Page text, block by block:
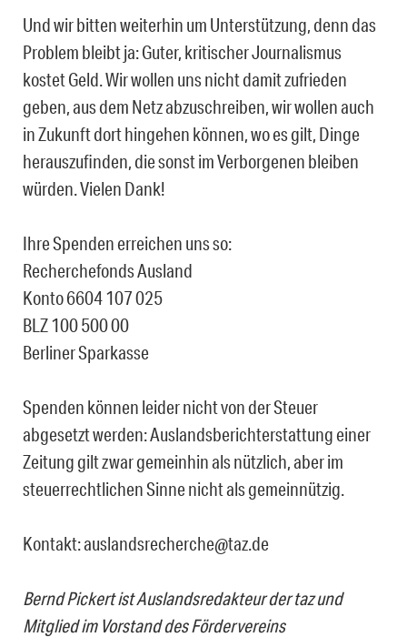
Und wir bitten weiterhin um Unterstützung, denn das
Problem bleibt ja: Guter, kritischer Journalismus
kostet Geld. Wir wollen uns nicht damit zufrieden
geben, aus dem Netz abzuschreiben, wir wollen auch
in Zukunft dort hingehen können, wo es gilt, Dinge
herauszufinden, die sonst im Verborgenen bleiben
würden. Vielen Dank!
Ihre Spenden erreichen uns so:
Recherchefonds Ausland
Konto 6604 107 025
BLZ 100 500 00
Berliner Sparkasse
Spenden können leider nicht von der Steuer
abgesetzt werden: Auslandsberichterstattung einer
Zeitung gilt zwar gemeinhin als nützlich, aber im
steuerrechtlichen Sinne nicht als gemeinnützig.
Kontakt: auslandsrecherche@taz.de
Bernd Pickert ist Auslandsredakteur der taz und
Mitglied im Vorstand des Fördervereins